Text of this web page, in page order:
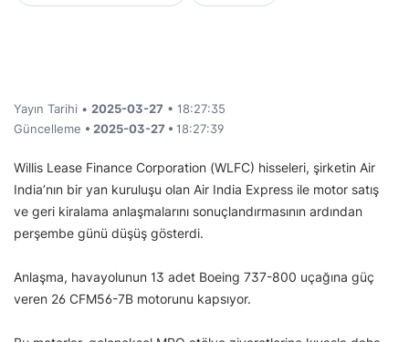
Yayın Tarihi • 2025-03-27 • 18:27:35
Güncelleme • 2025-03-27 • 18:27:39
Willis Lease Finance Corporation (WLFC) hisseleri, şirketin Air
India’nın bir yan kuruluşu olan Air India Express ile motor satış
ve geri kiralama anlaşmalarını sonuçlandırmasının ardından
perşembe günü düşüş gösterdi.
Anlaşma, havayolunun 13 adet Boeing 737-800 uçağına güç
veren 26 CFM56-7B motorunu kapsıyor.